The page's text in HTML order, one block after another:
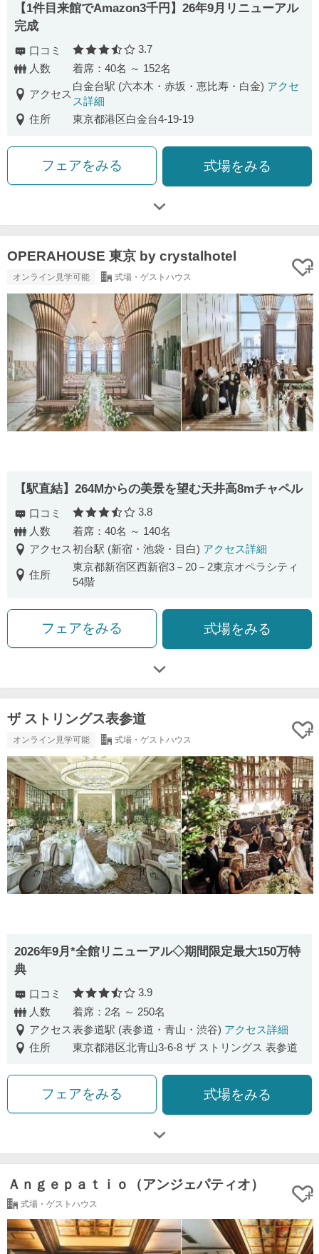
【1件目来館でAmazon3千円】26年9月リニューアル
完成
口コミ 口コミ評価
3.7
人数
着席：40名 ～ 152名
アクセス
白金台駅 (六本木・赤坂・恵比寿・白金) アクセ
ス詳細
住所
東京都港区白金台4-19-19
フェアをみる 式場をみる
OPERAHOUSE 東京 by crystalhotel
オンライン見学可能 式場・ゲストハウス
【駅直結】264Mからの美景を望む天井高8mチャペル
口コミ 口コミ評価
3.8
人数
着席：40名 ～ 140名
アクセス初台駅 (新宿・池袋・目白) アクセス詳細
住所
東京都新宿区西新宿3－20－2東京オペラシティ
54階
フェアをみる 式場をみる
ザ ストリングス表参道
オンライン見学可能 式場・ゲストハウス
2026年9月*全館リニューアル◇期間限定最大150万特
典
口コミ 口コミ評価
3.9
人数
着席：2名 ～ 250名
アクセス表参道駅 (表参道・青山・渋谷) アクセス詳細
住所
東京都港区北青山3-6-8 ザ ストリングス 表参道
フェアをみる 式場をみる
Ａｎｇｅｐａｔｉｏ（アンジェパティオ）
式場・ゲストハウス